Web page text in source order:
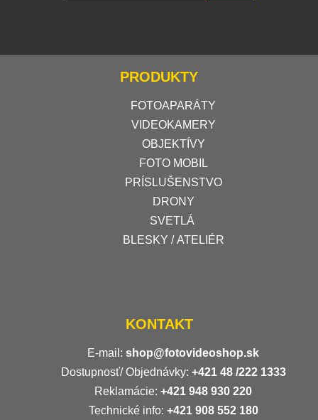
PRODUKTY
FOTOAPARÁTY
VIDEOKAMERY
OBJEKTÍVY
FOTO MOBIL
PRÍSLUŠENSTVO
DRONY
SVETLÁ
BLESKY / ATELIÉR
KONTAKT
E-mail: shop@fotovideoshop.sk
Dostupnosť/ Objednávky: +421 48 /222 1333
Reklamácie: +421 948 930 220
Technické info: +421 908 552 180